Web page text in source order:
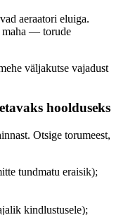
aeraatori eluiga.
maha — torude
väljakutse vajadust
hoolduseks
Otsige torumeest,
tundmatu eraisik);
kindlustusele);